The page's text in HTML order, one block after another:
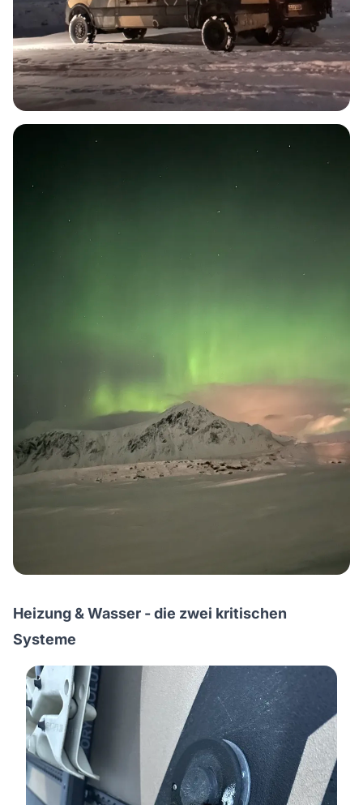
Heizung & Wasser - die zwei kritischen
Systeme